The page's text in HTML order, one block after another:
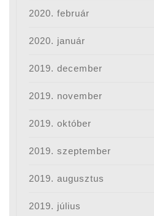
2020. február
2020. január
2019. december
2019. november
2019. október
2019. szeptember
2019. augusztus
2019. július